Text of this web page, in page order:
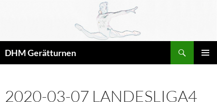
DHM Gerätturnen
2020-03-07 LANDESLIGA4